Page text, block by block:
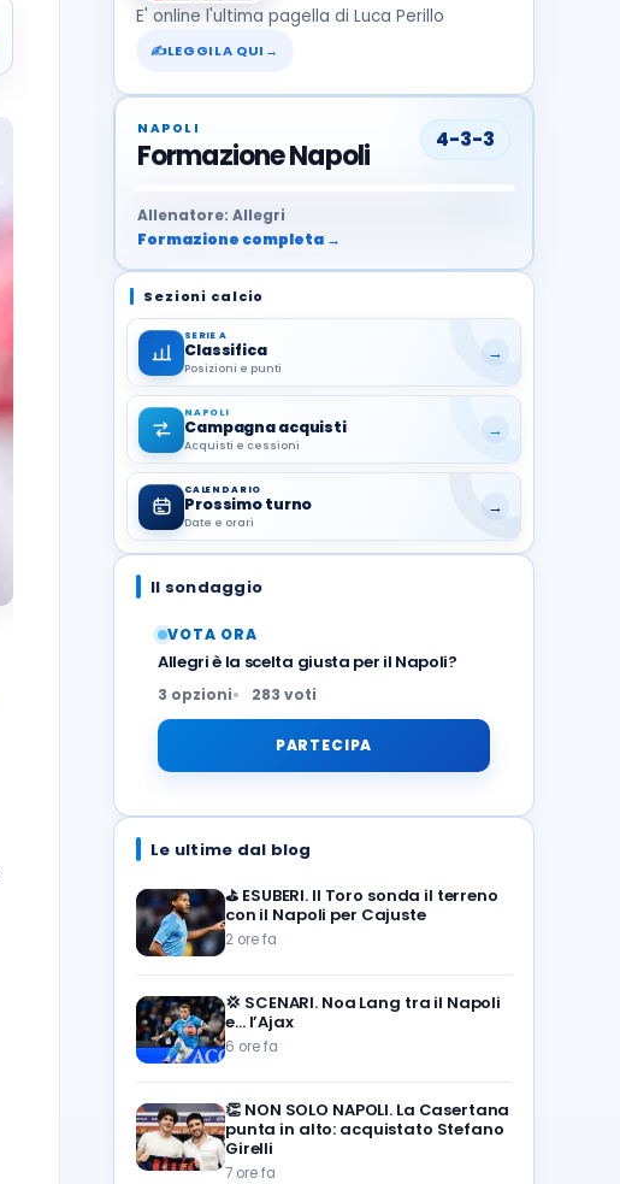
E' online l'ultima pagella di Luca Perillo
✍LEGGILA QUI →
NAPOLI
Formazione Napoli 4-3-3
Allenatore: Allegri
Formazione completa →
Sezioni calcio
SERIE A
Classifica
Posizioni e punti
→
NAPOLI
Campagna acquisti
Acquisti e cessioni
→
CALENDARIO
Prossimo turno
Date e orari
→
Il sondaggio
VOTA ORA
Allegri è la scelta giusta per il Napoli?
3 opzioni 283 voti
PARTECIPA
Le ultime dal blog
⛳ ESUBERI. Il Toro sonda il terreno
con il Napoli per Cajuste
2 ore fa
💢 SCENARI. Noa Lang tra il Napoli
e… l’Ajax
6 ore fa
👏 NON SOLO NAPOLI. La Casertana
punta in alto: acquistato Stefano
Girelli
7 ore fa